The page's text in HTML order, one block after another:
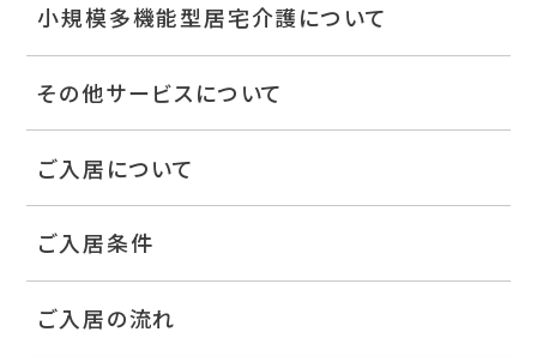
小規模多機能型居宅介護について
その他サービスについて
ご入居について
ご入居条件
ご入居の流れ